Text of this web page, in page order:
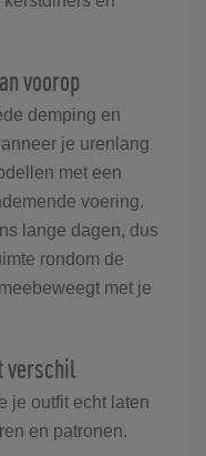
voorop
demping en
je urenlang
met een
voering.
lange dagen, dus
rondom de
met je
verschil
je outfit echt laten
en patronen.